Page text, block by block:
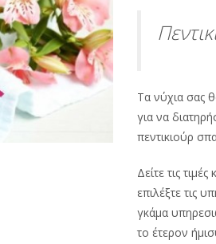
Τα νύχια σας
για να
πεντικιούρ
Δείτε τις
επιλέξτε τις
γκάμα
το έτερον